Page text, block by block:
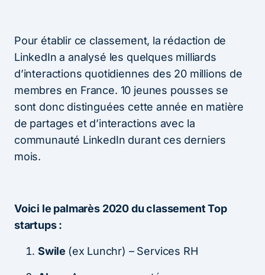
Pour établir ce classement, la rédaction de
LinkedIn a analysé les quelques milliards
d’interactions quotidiennes des 20 millions de
membres en France. 10 jeunes pousses se
sont donc distinguées cette année en matière
de partages et d’interactions avec la
communauté LinkedIn durant ces derniers
mois.
Voici le palmarès 2020 du classement Top
startups :
Swile (ex Lunchr) – Services RH